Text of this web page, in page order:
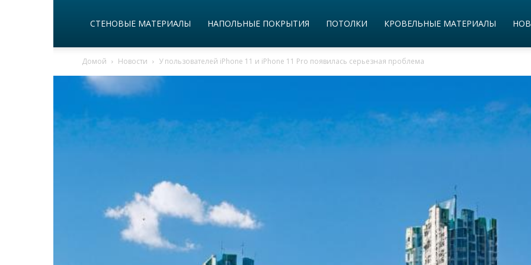
СТЕНОВЫЕ МАТЕРИАЛЫ НАПОЛЬНЫЕ ПОКРЫТИЯ ПОТОЛКИ КРОВЕЛЬНЫЕ МАТЕРИАЛЫ
Домой Новости У пользователей iPhone 11 и iPhone 11 Pro появилась серьезная проблема